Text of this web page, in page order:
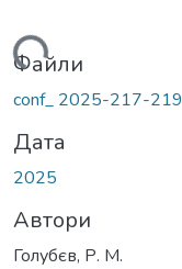
Файли
conf_ 2025-217-
Дата
2025
Автори
Голубєв, Р. М.